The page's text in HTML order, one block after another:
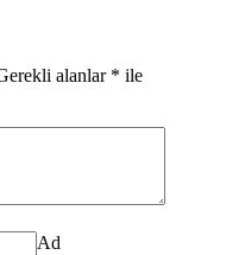
alanlar * ile
Ad